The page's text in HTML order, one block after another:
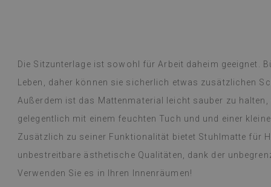
Die Sitzunterlage ist sowohl für Arbeit daheim geeignet.
Leben, daher können sie sicherlich etwas zusätzlichen
Außerdem ist das Mattenmaterial leicht sauber zu
gelegentlich mit einem feuchten Tuch und und einer
Zusätzlich zu seiner Funktionalität bietet Stuhlmatte für
unbestreitbare ästhetische Qualitäten, dank der
Verwenden Sie es in Ihren Innenräumen!
an Designs
Lieferung
beschrieben,
kinderleicht,
mühelos, und
begeistert
dünne Folie
einer Woche,
vor 1 Jahr